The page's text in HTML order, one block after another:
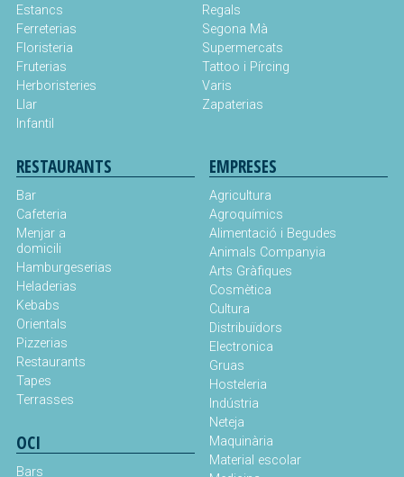
Estancs
Ferreterias
Floristeria
Fruterias
Herboristeries
Llar
Infantil
Regals
Segona Mà
Supermercats
Tattoo i Pírcing
Varis
Zapaterias
RESTAURANTS
Bar
Cafeteria
Menjar a
domicili
Hamburgeserias
Heladerias
Kebabs
Orientals
Pizzerias
Restaurants
Tapes
Terrasses
OCI
Bars
EMPRESES
Agricultura
Agroquímics
Alimentació i Begudes
Animals Companyia
Arts Gràfiques
Cosmètica
Cultura
Distribuïdors
Electronica
Gruas
Hosteleria
Indústria
Neteja
Maquinària
Material escolar